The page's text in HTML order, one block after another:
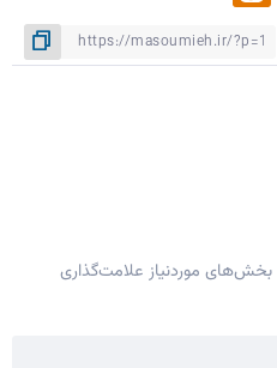
بخش‌های موردنیاز علامت‌گذاری